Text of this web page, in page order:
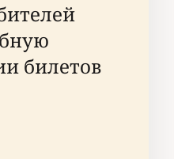
билетов